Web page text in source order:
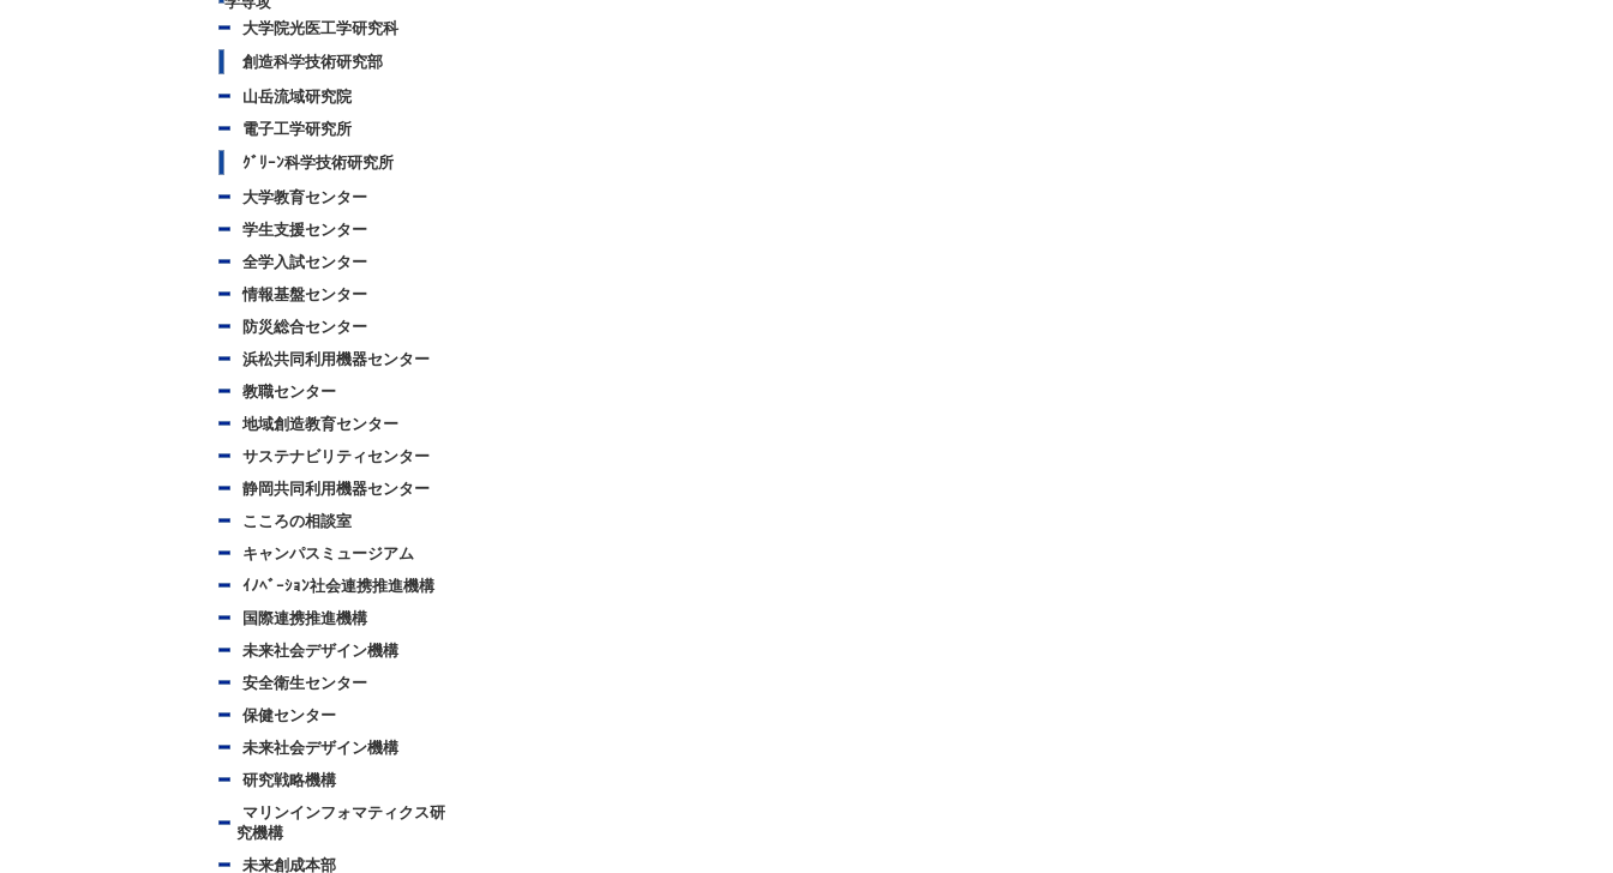
大学院光医工学研究科
創造科学技術研究部
山岳流域研究院
電子工学研究所
ｸﾞﾘｰﾝ科学技術研究所
大学教育センター
学生支援センター
全学入試センター
情報基盤センター
防災総合センター
浜松共同利用機器センター
教職センター
地域創造教育センター
サステナビリティセンター
静岡共同利用機器センター
こころの相談室
キャンパスミュージアム
ｲﾉﾍﾞｰｼｮﾝ社会連携推進機構
国際連携推進機構
未来社会デザイン機構
安全衛生センター
保健センター
未来社会デザイン機構
研究戦略機構
マリンインフォマティクス研
究機構
未来創成本部